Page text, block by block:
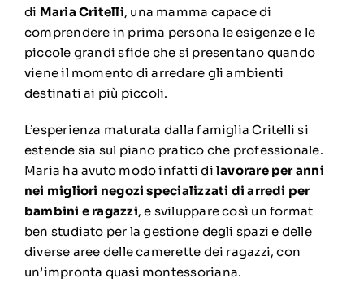
di Maria Critelli, una mamma capace di
comprendere in prima persona le esigenze e le
piccole grandi sfide che si presentano quando
viene il momento di arredare gli ambienti
destinati ai più piccoli.
L’esperienza maturata dalla famiglia Critelli si
estende sia sul piano pratico che professionale.
Maria ha avuto modo infatti di lavorare per anni
nei migliori negozi specializzati di arredi per
bambini e ragazzi, e sviluppare così un format
ben studiato per la gestione degli spazi e delle
diverse aree delle camerette dei ragazzi, con
un’impronta quasi montessoriana.